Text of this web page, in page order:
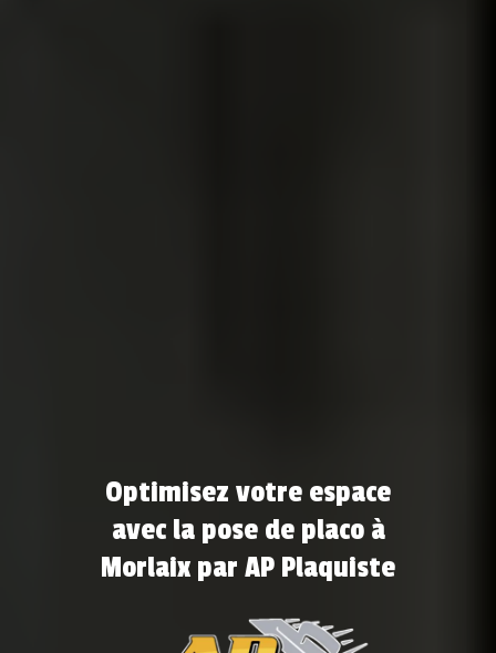
Optimisez votre espace
avec la pose de placo à
Morlaix par AP Plaquiste